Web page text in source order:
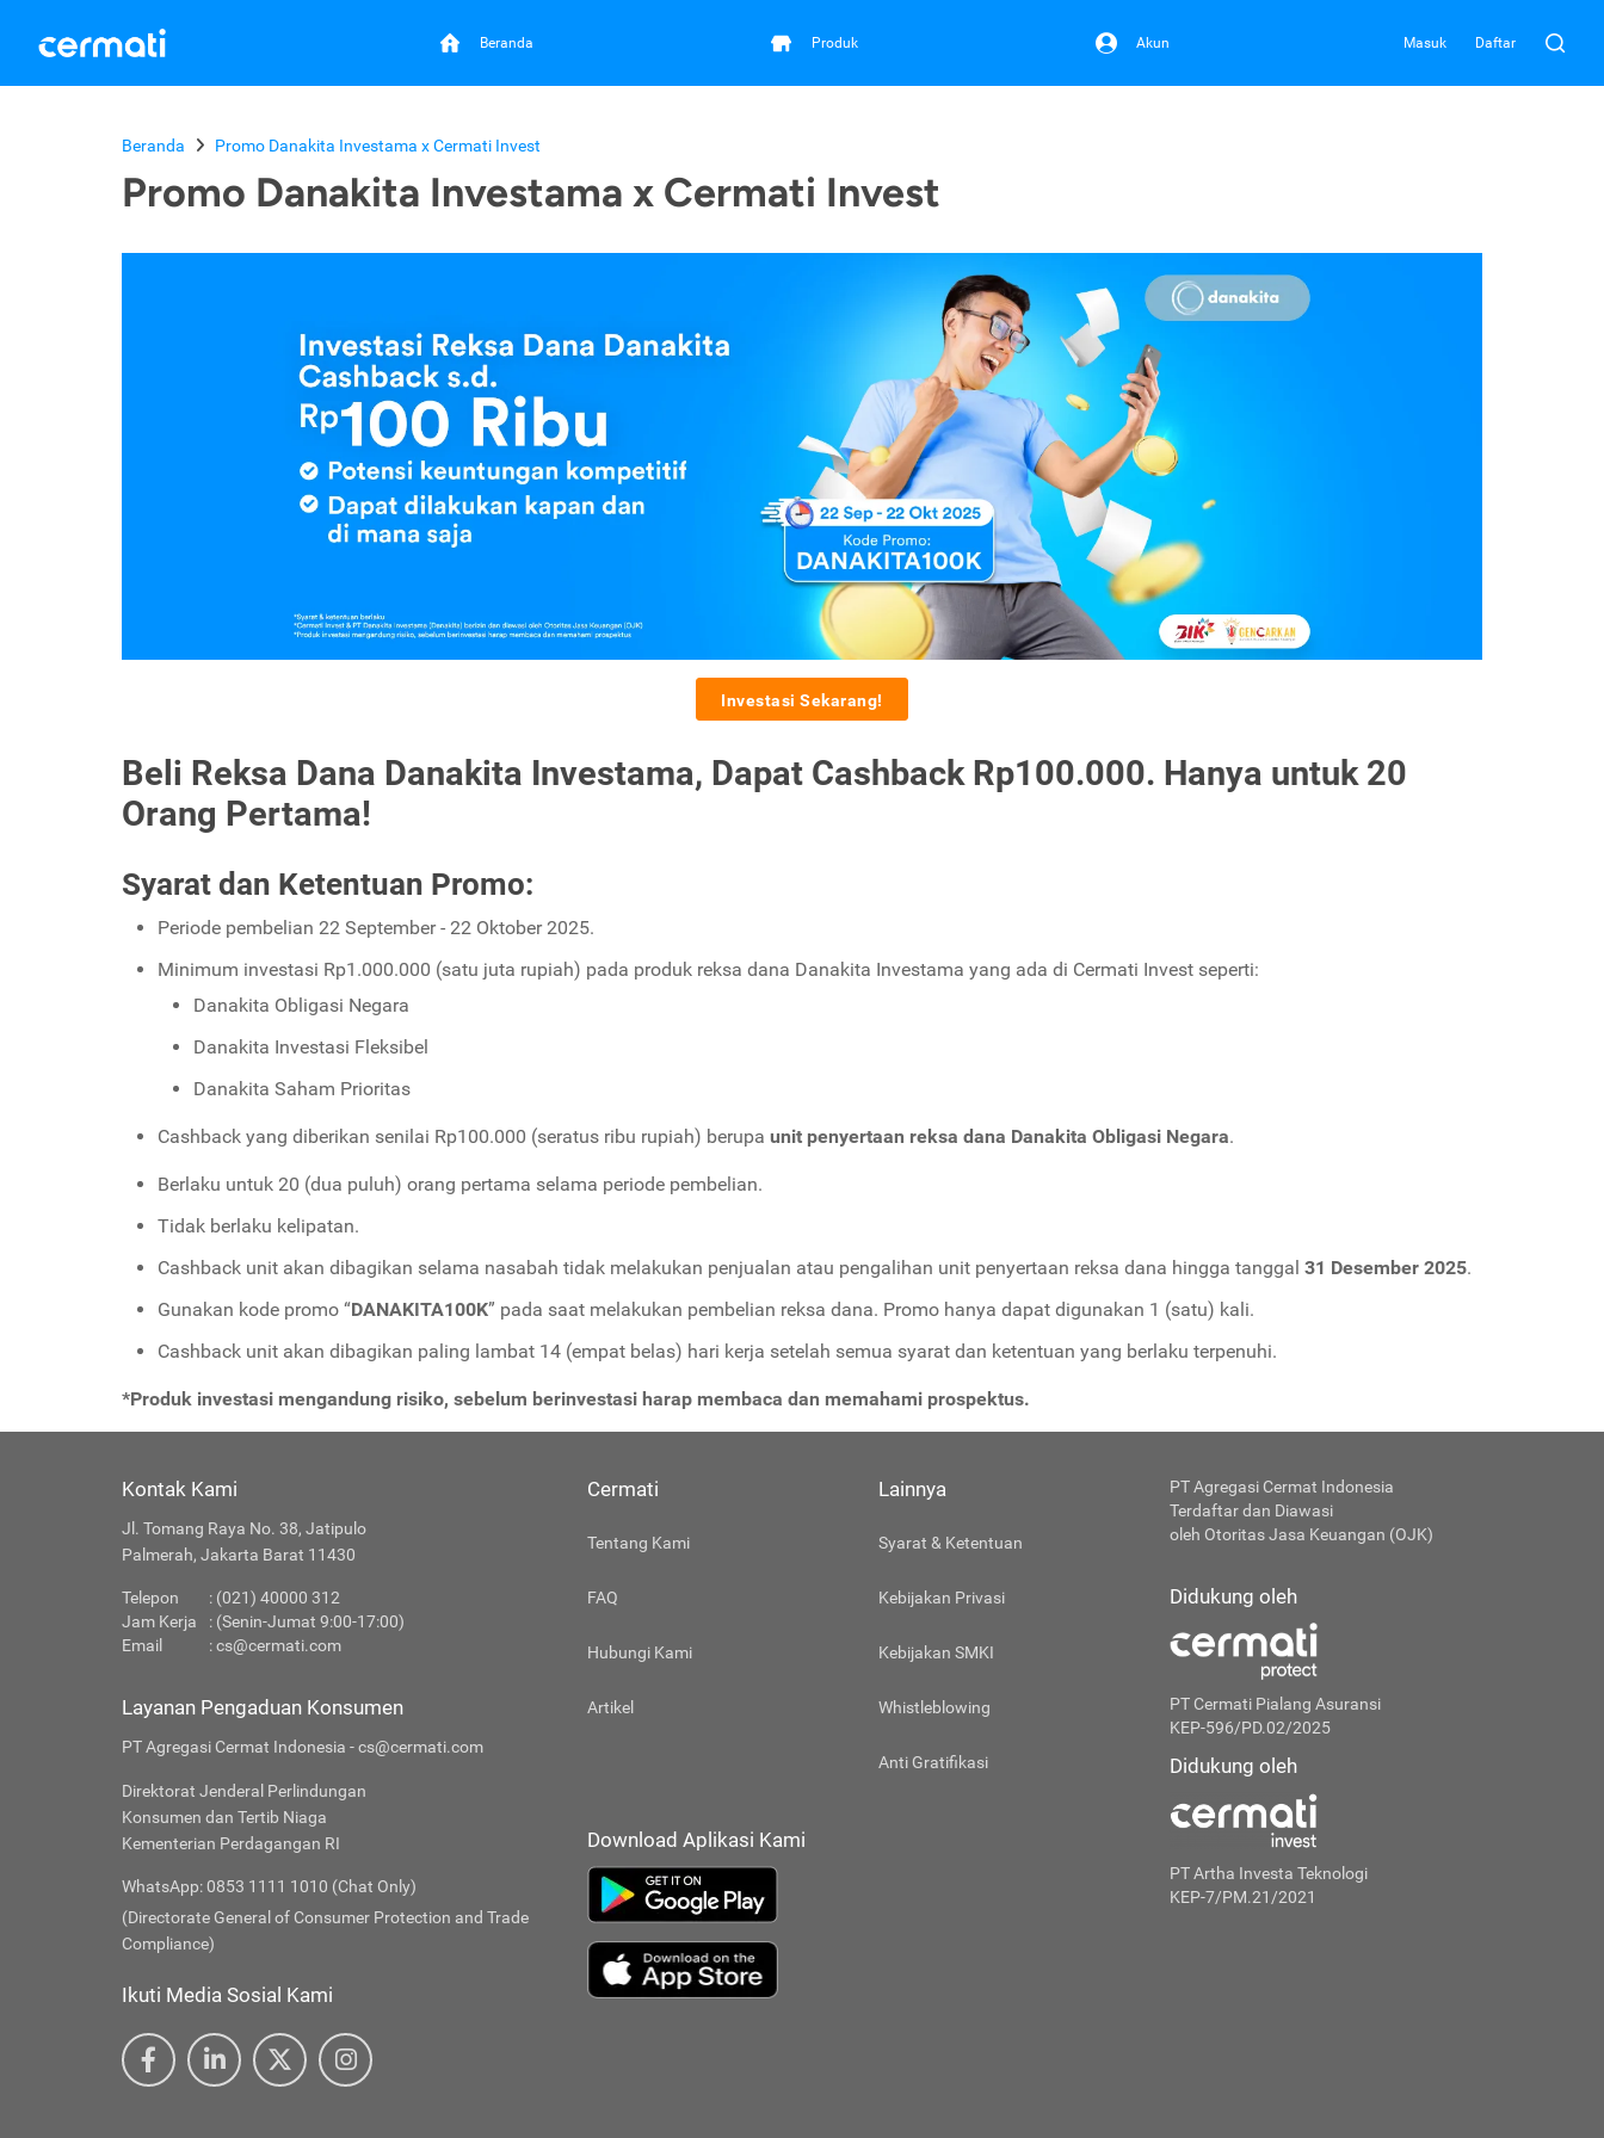
Beranda Produk Akun Masuk Daftar
Beranda Promo Danakita Investama x Cermati Invest
Promo Danakita Investama x Cermati Invest
Investasi Sekarang!
Beli Reksa Dana Danakita Investama, Dapat Cashback Rp100.000. Hanya untuk 20
Orang Pertama!
Syarat dan Ketentuan Promo:
Periode pembelian 22 September - 22 Oktober 2025.
Minimum investasi Rp1.000.000 (satu juta rupiah) pada produk reksa dana Danakita Investama yang ada di Cermati Invest seperti:
Danakita Obligasi Negara
Danakita Investasi Fleksibel
Danakita Saham Prioritas
Cashback yang diberikan senilai Rp100.000 (seratus ribu rupiah) berupa unit penyertaan reksa dana Danakita Obligasi Negara.
Berlaku untuk 20 (dua puluh) orang pertama selama periode pembelian.
Tidak berlaku kelipatan.
Cashback unit akan dibagikan selama nasabah tidak melakukan penjualan atau pengalihan unit penyertaan reksa dana hingga tanggal 31 Desember 2025.
Gunakan kode promo “DANAKITA100K” pada saat melakukan pembelian reksa dana. Promo hanya dapat digunakan 1 (satu) kali.
Cashback unit akan dibagikan paling lambat 14 (empat belas) hari kerja setelah semua syarat dan ketentuan yang berlaku terpenuhi.
*Produk investasi mengandung risiko, sebelum berinvestasi harap membaca dan memahami prospektus.
Kontak Kami
Jl. Tomang Raya No. 38, Jatipulo
Palmerah, Jakarta Barat 11430
Telepon
: (021) 40000 312
Jam Kerja
: (Senin-Jumat 9:00-17:00)
Email
:cs@cermati.com
Layanan Pengaduan Konsumen
PT Agregasi Cermat Indonesia - cs@cermati.com
Direktorat Jenderal Perlindungan
Konsumen dan Tertib Niaga
Kementerian Perdagangan RI
WhatsApp: 0853 1111 1010 (Chat Only)
(Directorate General of Consumer Protection and Trade
Compliance)
Ikuti Media Sosial Kami
Cermati
Tentang Kami
FAQ
Hubungi Kami
Artikel
Lainnya
Syarat & Ketentuan
Kebijakan Privasi
Kebijakan SMKI
Whistleblowing
Anti Gratifikasi
Download Aplikasi Kami
PT Agregasi Cermat Indonesia
Terdaftar dan Diawasi
oleh Otoritas Jasa Keuangan (OJK)
Didukung oleh
PT Cermati Pialang Asuransi
KEP-596/PD.02/2025
Didukung oleh
PT Artha Investa Teknologi
KEP-7/PM.21/2021